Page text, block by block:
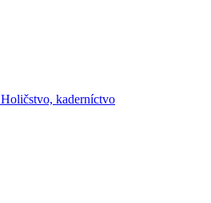
Holičstvo, kaderníctvo